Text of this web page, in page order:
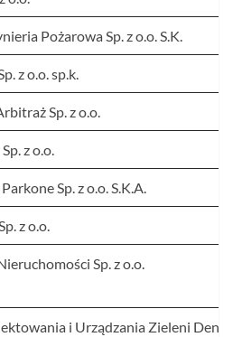
Pożarowa Sp. z o.o. S.K.
z o.o. sp.k.
Sp. z o.o.
z o.o.
Sp. z o.o. S.K.A.
z o.o.
Sp. z o.o.
i Urządzania Zieleni